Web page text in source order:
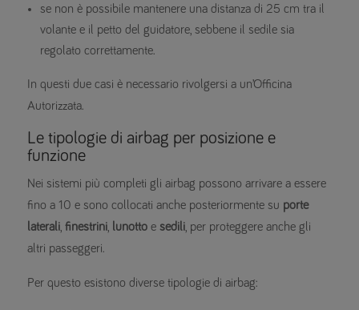
se non è possibile mantenere una distanza di 25 cm tra il
volante e il petto del guidatore, sebbene il sedile sia
regolato correttamente.
In questi due casi è necessario rivolgersi a un’Officina
Autorizzata.
Le tipologie di airbag per posizione e
funzione
Nei sistemi più completi gli airbag possono arrivare a essere
fino a 10 e sono collocati anche posteriormente su porte
laterali, finestrini, lunotto e sedili, per proteggere anche gli
altri passeggeri.
Per questo esistono diverse tipologie di airbag: